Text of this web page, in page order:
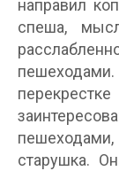
направил
спеша,
старушка.